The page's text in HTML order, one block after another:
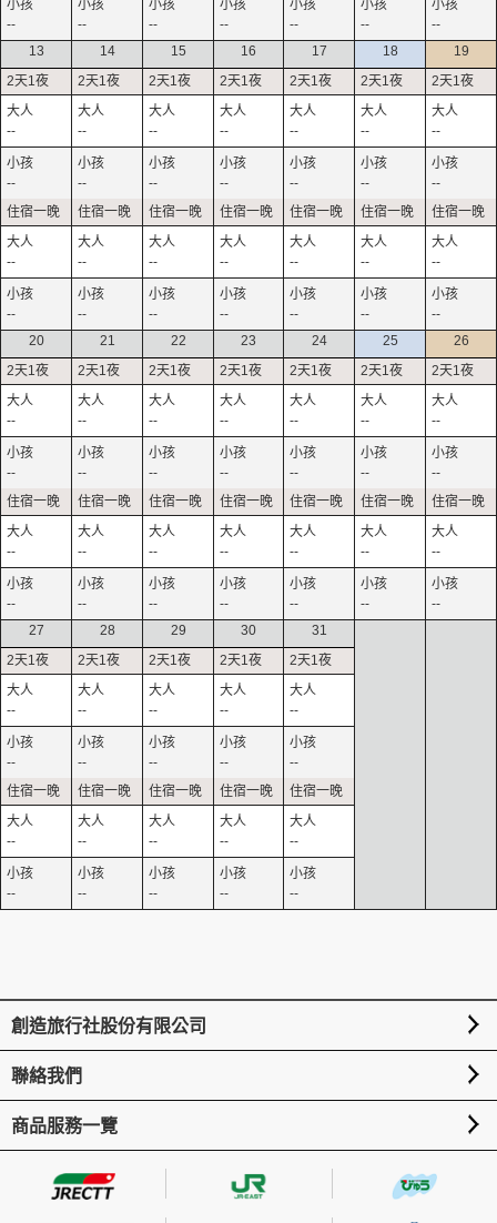
-- -- -- -- -- --
--
13
--
--
--
--
14
--
--
--
--
15
--
--
--
--
16
--
--
--
--
17
--
--
--
--
18
--
--
--
--
19
--
--
--
--
20
--
--
--
--
21
--
--
--
--
22
--
--
--
--
23
--
--
--
--
24
--
--
--
--
25
--
--
--
--
26
--
--
--
--
27
--
--
--
--
28
--
--
--
--
29
--
--
--
--
30
--
--
--
--
31
--
--
--
--
創造旅行社股份有限公司
聯絡我們
商品服務一覽